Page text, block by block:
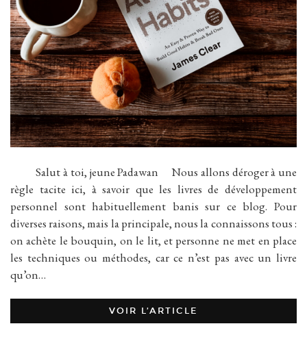
Salut à toi, jeune Padawan Nous allons déroger à une
règle tacite ici, à savoir que les livres de développement
personnel sont habituellement banis sur ce blog. Pour
diverses raisons, mais la principale, nous la connaissons tous :
on achète le bouquin, on le lit, et personne ne met en place
les techniques ou méthodes, car ce n’est pas avec un livre
qu’on…
VOIR L’ARTICLE